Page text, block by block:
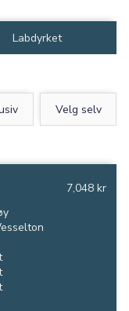
Labdyrket
Velg selv
7,048 kr